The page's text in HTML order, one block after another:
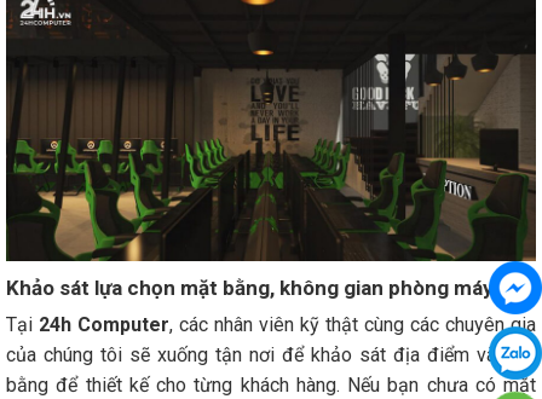
Khảo sát lựa chọn mặt bằng, không gian phòng máy
Tại 24h Computer, các nhân viên kỹ thật cùng các chuyên gia
của chúng tôi sẽ xuống tận nơi để khảo sát địa điểm và mặt
bằng để thiết kế cho từng khách hàng. Nếu bạn chưa có mặt